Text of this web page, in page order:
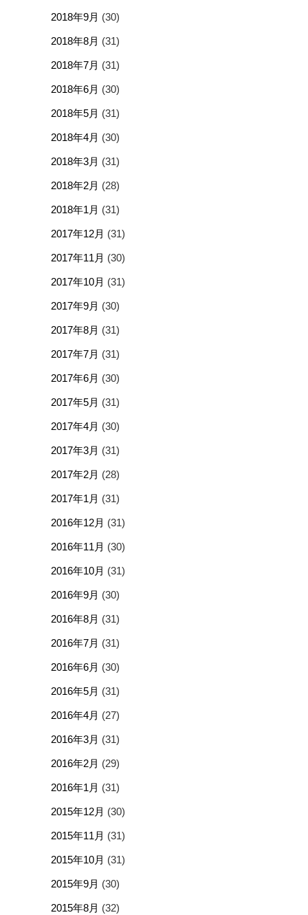
2018年9月 (30)
2018年8月 (31)
2018年7月 (31)
2018年6月 (30)
2018年5月 (31)
2018年4月 (30)
2018年3月 (31)
2018年2月 (28)
2018年1月 (31)
2017年12月 (31)
2017年11月 (30)
2017年10月 (31)
2017年9月 (30)
2017年8月 (31)
2017年7月 (31)
2017年6月 (30)
2017年5月 (31)
2017年4月 (30)
2017年3月 (31)
2017年2月 (28)
2017年1月 (31)
2016年12月 (31)
2016年11月 (30)
2016年10月 (31)
2016年9月 (30)
2016年8月 (31)
2016年7月 (31)
2016年6月 (30)
2016年5月 (31)
2016年4月 (27)
2016年3月 (31)
2016年2月 (29)
2016年1月 (31)
2015年12月 (30)
2015年11月 (31)
2015年10月 (31)
2015年9月 (30)
2015年8月 (32)